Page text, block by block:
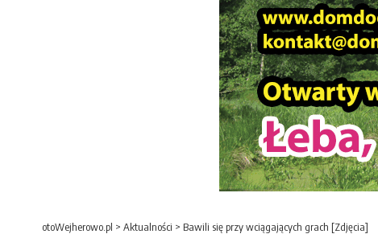
otoWejherowo.pl > Aktualności > Bawili się przy wciągających grach [Zdjęcia]